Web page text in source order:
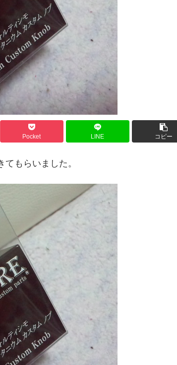
Pocket LINE コピー
もらいました。